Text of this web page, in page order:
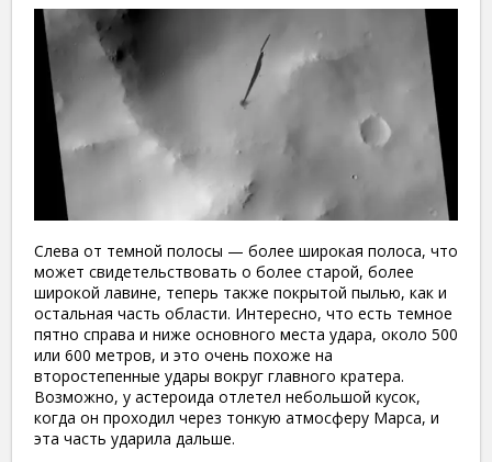
Слева от темной полосы — более широкая полоса, что
может свидетельствовать о более старой, более
широкой лавине, теперь также покрытой пылью, как и
остальная часть области. Интересно, что есть темное
пятно справа и ниже основного места удара, около 500
или 600 метров, и это очень похоже на
второстепенные удары вокруг главного кратера.
Возможно, у астероида отлетел небольшой кусок,
когда он проходил через тонкую атмосферу Марса, и
эта часть ударила дальше.